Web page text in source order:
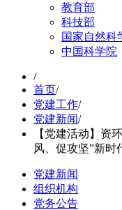
教育部
科技部
国家自然科
中国科学院
/
首页/
党建工作/
党建新闻/
【党建活动】资
风、促攻坚”新时
党建新闻
组织机构
党务公告